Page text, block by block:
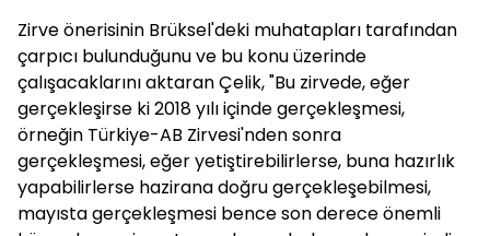
Zirve önerisinin Brüksel'deki muhatapları tarafından
çarpıcı bulunduğunu ve bu konu üzerinde
çalışacaklarını aktaran Çelik, "Bu zirvede, eğer
gerçekleşirse ki 2018 yılı içinde gerçekleşmesi,
örneğin Türkiye-AB Zirvesi'nden sonra
gerçekleşmesi, eğer yetiştirebilirlerse, buna hazırlık
yapabilirlerse hazirana doğru gerçekleşebilmesi,
mayısta gerçekleşmesi bence son derece önemli